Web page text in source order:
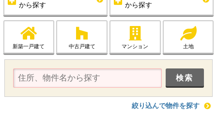
から探す から探す
新築一戸建て 中古戸建て マンション 土地
絞り込んで物件を探す